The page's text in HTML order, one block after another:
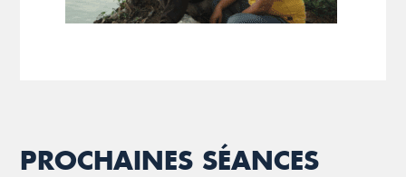
PROCHAINES SÉANCES